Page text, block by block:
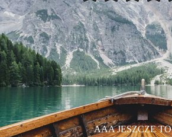
AAA JESZCZE TO